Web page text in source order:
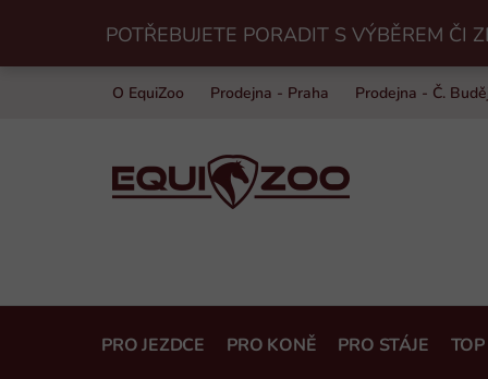
obsah
POTŘEBUJETE PORADIT S VÝBĚREM ČI
O EquiZoo Prodejna - Praha Prodejna - Č.
PRO JEZDCE PRO KONĚ PRO STÁJE